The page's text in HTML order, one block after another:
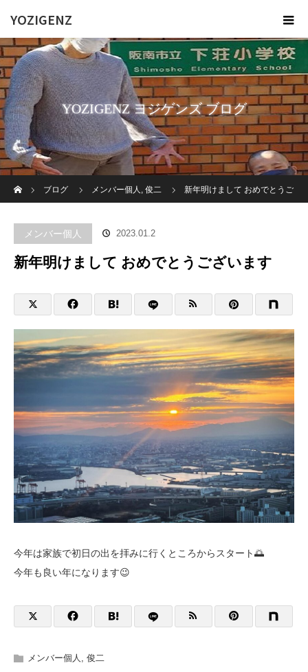
YOZIGENZ
YOZIGENZ ヨジゲンズ ブログ
ブログ
メンバー個人 , 俊二 新年明けまして おめでとうご
メンバー個人 2023.01.2
新年明けまして おめでとうございます
今年は家族で初日の出を拝みに行くところからスタート🌅
今年も良い年になります😉
メンバー個人
俊二